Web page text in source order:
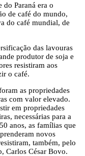
do Paraná era o
de café do mundo,
do café mundial, de
das lavouras
produtor de soja e
resistiram aos
o café.
as propriedades
com valor elevado.
em propriedades
necessárias para a
anos, as famílias que
novos
também, pelo
Carlos César Bovo.